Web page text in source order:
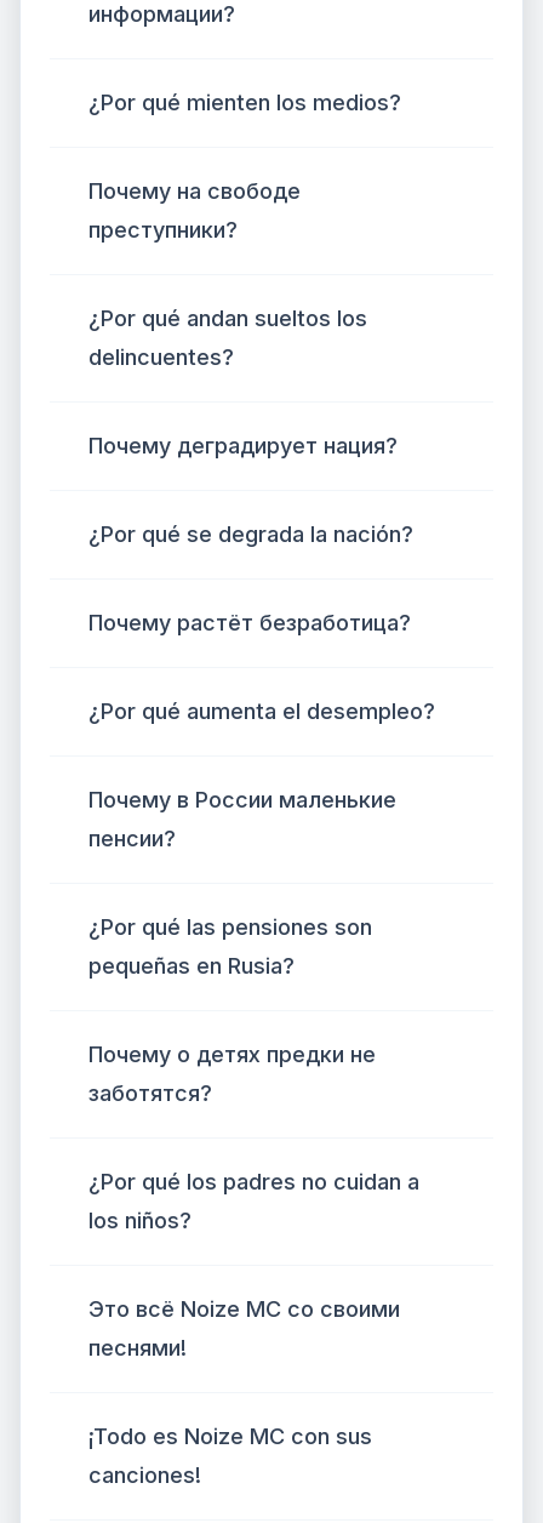
информации?
¿Por qué mienten los medios?
Почему на свободе
преступники?
¿Por qué andan sueltos los
delincuentes?
Почему деградирует нация?
¿Por qué se degrada la nación?
Почему растёт безработица?
¿Por qué aumenta el desempleo?
Почему в России маленькие
пенсии?
¿Por qué las pensiones son
pequeñas en Rusia?
Почему о детях предки не
заботятся?
¿Por qué los padres no cuidan a
los niños?
Это всё Noize MC со своими
песнями!
¡Todo es Noize MC con sus
canciones!